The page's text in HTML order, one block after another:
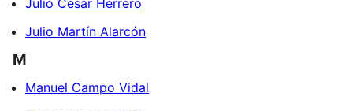
Julio Martín Alarcón
M
Manuel Campo Vidal